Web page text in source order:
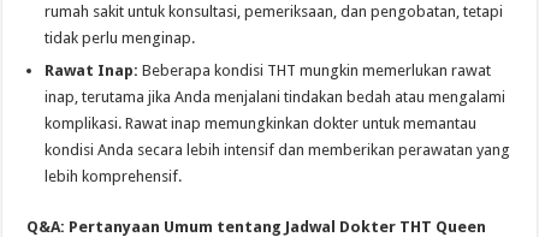
rumah sakit untuk konsultasi, pemeriksaan, dan pengobatan, tetapi
tidak perlu menginap.
Rawat Inap: Beberapa kondisi THT mungkin memerlukan rawat
inap, terutama jika Anda menjalani tindakan bedah atau mengalami
komplikasi. Rawat inap memungkinkan dokter untuk memantau
kondisi Anda secara lebih intensif dan memberikan perawatan yang
lebih komprehensif.
Q&A: Pertanyaan Umum tentang Jadwal Dokter THT Queen